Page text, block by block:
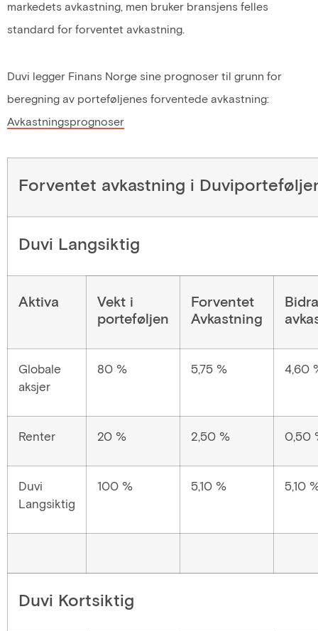
markedets avkastning, men bruker bransjens felles
standard for forventet avkastning.
Duvi legger Finans Norge sine prognoser til grunn for
beregning av porteføljenes forventede avkastning:
Avkastningsprognoser
Forventet avkastning i
Duvi Langsiktig
Aktiva
Vekt i
porteføljen
Forventet
Avkastning
Globale
aksjer
80 % 5,75 % 4,60
Renter 20 % 2,50 % 0,50
Duvi
Langsiktig
100 % 5,10 % 5,10
Duvi Kortsiktig